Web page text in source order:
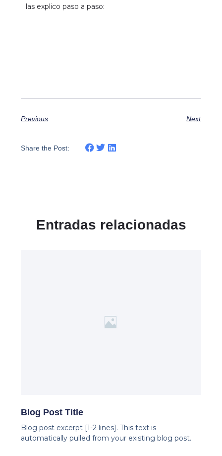
las explico paso a paso:
Previous Next
Share the Post:
Entradas relacionadas
Blog Post Title
Blog post excerpt [1-2 lines]. This text is
automatically pulled from your existing blog post.